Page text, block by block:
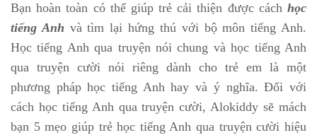
Bạn hoàn toàn có thể giúp trẻ cải thiện được cách học
tiếng Anh và tìm lại hứng thú với bộ môn tiếng Anh.
Học tiếng Anh qua truyện nói chung và học tiếng Anh
qua truyện cười nói riêng dành cho trẻ em là một
phương pháp học tiếng Anh hay và ý nghĩa. Đối với
cách học tiếng Anh qua truyện cười, Alokiddy sẽ mách
bạn 5 mẹo giúp trẻ học tiếng Anh qua truyện cười hiệu